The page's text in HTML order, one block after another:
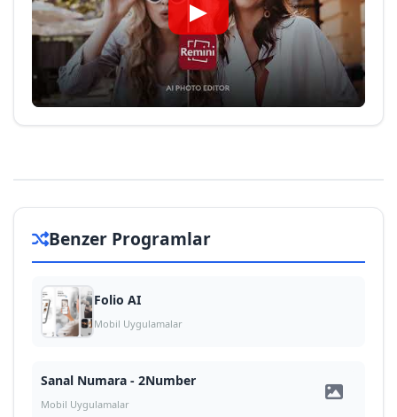
Benzer Programlar
Folio AI
Mobil Uygulamalar
Sanal Numara - 2Number
Mobil Uygulamalar